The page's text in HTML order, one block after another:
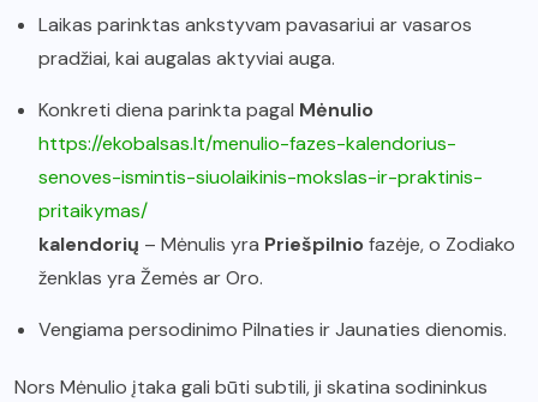
Laikas parinktas ankstyvam pavasariui ar vasaros
pradžiai, kai augalas aktyviai auga.
Konkreti diena parinkta pagal Mėnulio
https://ekobalsas.lt/menulio-fazes-kalendorius-
senoves-ismintis-siuolaikinis-mokslas-ir-praktinis-
pritaikymas/
kalendorių – Mėnulis yra Priešpilniofazėje, o Zodiako
ženklas yra Žemės ar Oro.
Vengiama persodinimo Pilnaties ir Jaunaties dienomis.
Nors Mėnulio įtaka gali būti subtili, ji skatina sodininkus